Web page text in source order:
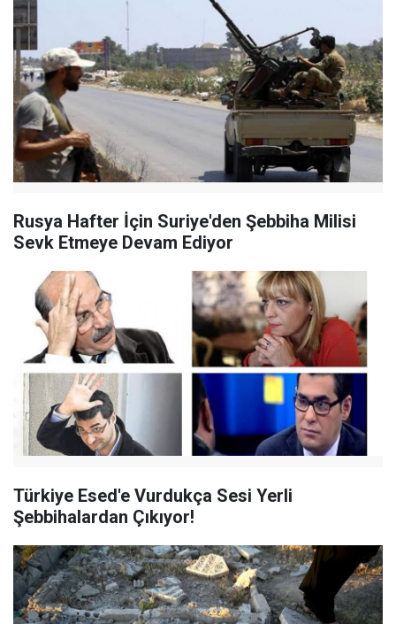
Rusya Hafter İçin Suriye'den Şebbiha Milisi
Sevk Etmeye Devam Ediyor
Türkiye Esed'e Vurdukça Sesi Yerli
Şebbihalardan Çıkıyor!